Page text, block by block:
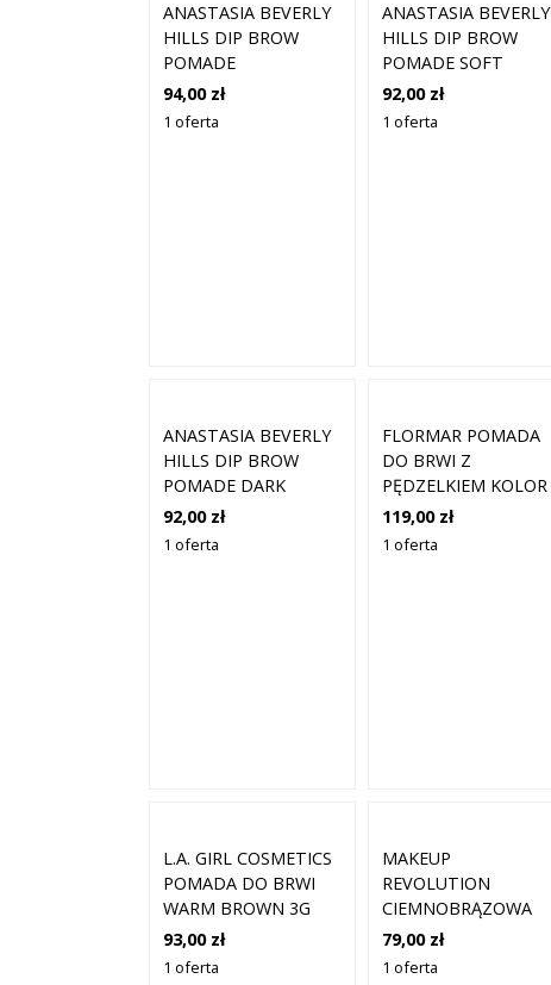
ANASTASIA BEVERLY
HILLS DIP BROW
POMADE
CHOCOLATE
94,00 zł
1 oferta
ANASTASIA BEVERLY
HILLS DIP BROW
POMADE SOFT
BROWN
92,00 zł
1 oferta
ANASTASIA BEVERLY
HILLS DIP BROW
POMADE DARK
BROWN
92,00 zł
1 oferta
FLORMAR POMADA
DO BRWI Z
PĘDZELKIEM KOLOR
02 JASNY BRĄZ 2,2 G
119,00 zł
1 oferta
L.A. GIRL COSMETICS
POMADA DO BRWI
WARM BROWN 3G
93,00 zł
1 oferta
MAKEUP
REVOLUTION
CIEMNOBRĄZOWA
POMADA DO BRWI Z
PODWÓJNYM
79,00 zł
1 oferta